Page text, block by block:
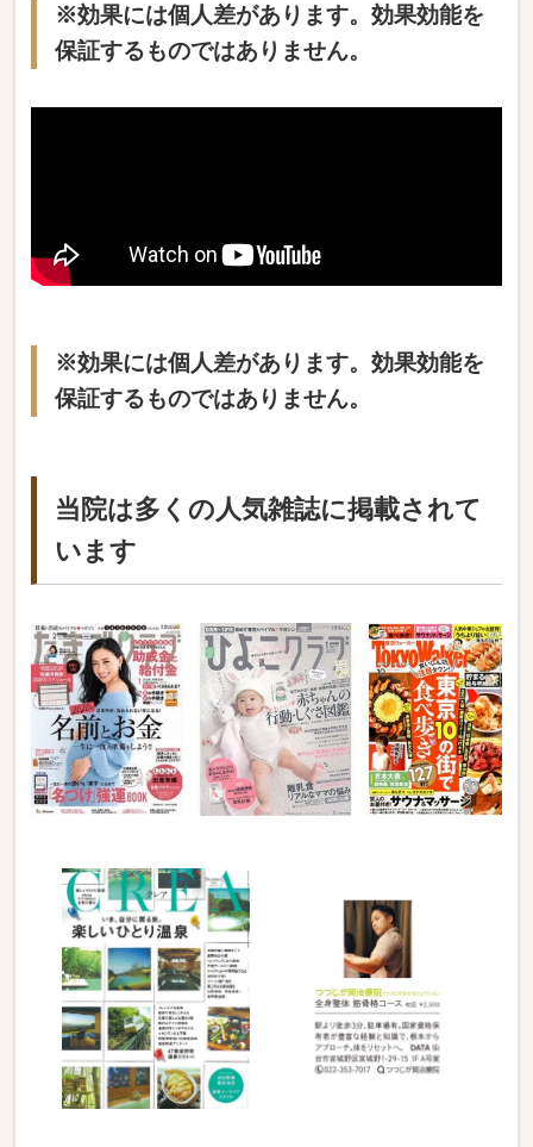
※効果には個人差があります。効果効能を
保証するものではありません。
※効果には個人差があります。効果効能を
保証するものではありません。
当院は多くの人気雑誌に掲載されて
います